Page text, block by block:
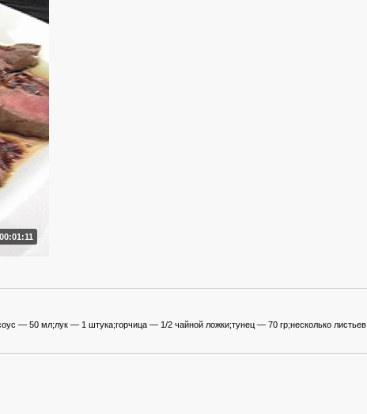
00:01:11
— 50 мл;лук — 1 штука;горчица — 1/2 чайной ложки;тунец — 70 гр;несколько листьев